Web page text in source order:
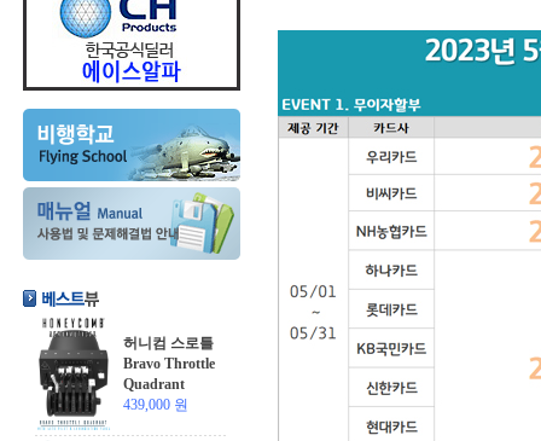
허니컴 스로틀
Bravo Throttle
Quadrant
439,000 원